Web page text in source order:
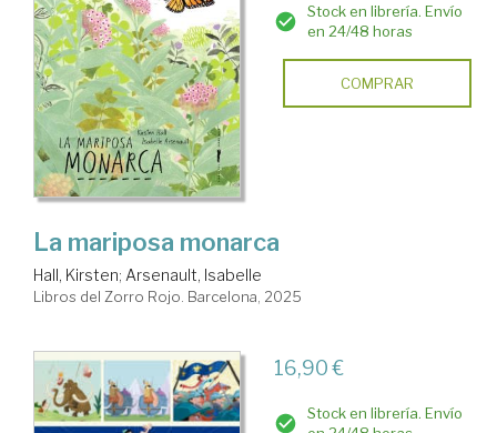
Stock en librería. Envío
en 24/48 horas
COMPRAR
La mariposa monarca
Hall, Kirsten; Arsenault, Isabelle
Libros del Zorro Rojo. Barcelona, 2025
16,90 €
Stock en librería. Envío